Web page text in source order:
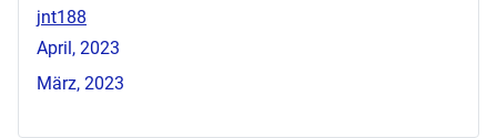
jnt188
April, 2023
März, 2023